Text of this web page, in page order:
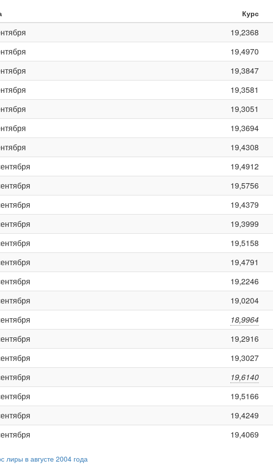
Курс
19,2368
19,4970
19,3847
19,3581
19,3051
19,3694
19,4308
19,4912
19,5756
19,4379
19,3999
19,5158
19,4791
19,2246
19,0204
18,9964
19,2916
19,3027
19,6140
19,5166
19,4249
19,4069
лиры в августе 2004 года